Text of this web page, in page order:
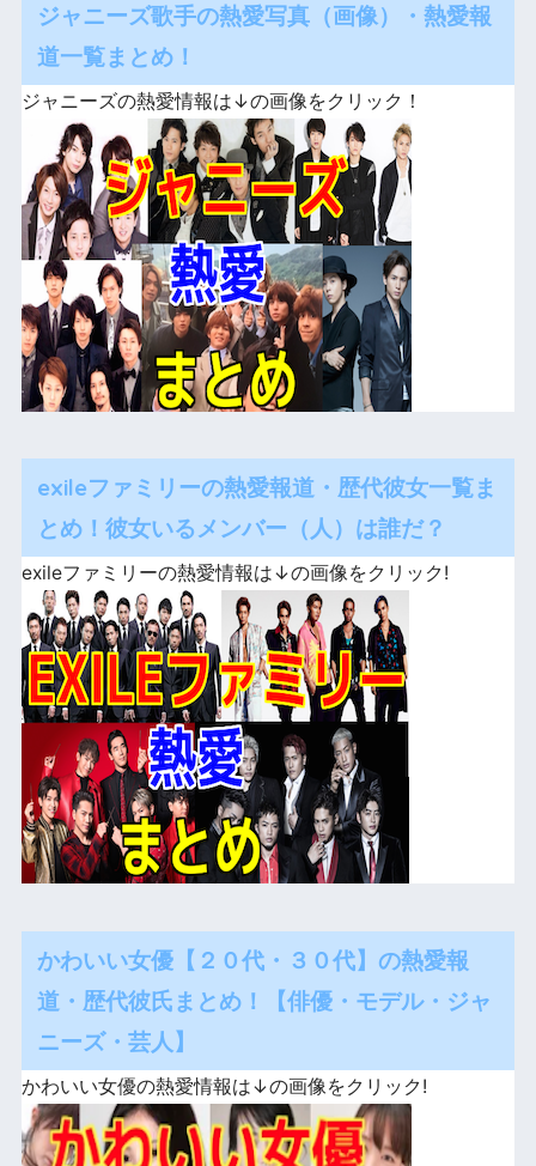
ジャニーズ歌手の熱愛写真（画像）・熱愛報
道一覧まとめ！
ジャニーズの熱愛情報は↓の画像をクリック！
exileファミリーの熱愛報道・歴代彼女一覧ま
とめ！彼女いるメンバー（人）は誰だ？
exileファミリーの熱愛情報は↓の画像をクリック!
かわいい女優【２０代・３０代】の熱愛報
道・歴代彼氏まとめ！【俳優・モデル・ジャ
ニーズ・芸人】
かわいい女優の熱愛情報は↓の画像をクリック!